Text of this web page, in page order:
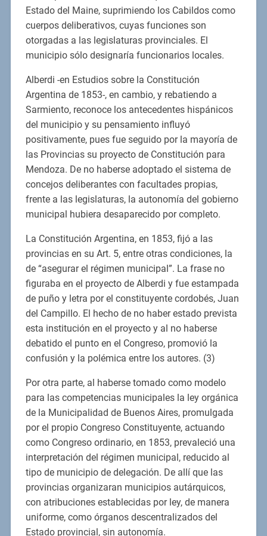
Estado del Maine, suprimiendo los Cabildos como
cuerpos deliberativos, cuyas funciones son
otorgadas a las legislaturas provinciales. El
municipio sólo designaría funcionarios locales.
Alberdi -en Estudios sobre la Constitución
Argentina de 1853-, en cambio, y rebatiendo a
Sarmiento, reconoce los antecedentes hispánicos
del municipio y su pensamiento influyó
positivamente, pues fue seguido por la mayoría de
las Provincias su proyecto de Constitución para
Mendoza. De no haberse adoptado el sistema de
concejos deliberantes con facultades propias,
frente a las legislaturas, la autonomía del gobierno
municipal hubiera desaparecido por completo.
La Constitución Argentina, en 1853, fijó a las
provincias en su Art. 5, entre otras condiciones, la
de “asegurar el régimen municipal”. La frase no
figuraba en el proyecto de Alberdi y fue estampada
de puño y letra por el constituyente cordobés, Juan
del Campillo. El hecho de no haber estado prevista
esta institución en el proyecto y al no haberse
debatido el punto en el Congreso, promovió la
confusión y la polémica entre los autores. (3)
Por otra parte, al haberse tomado como modelo
para las competencias municipales la ley orgánica
de la Municipalidad de Buenos Aires, promulgada
por el propio Congreso Constituyente, actuando
como Congreso ordinario, en 1853, prevaleció una
interpretación del régimen municipal, reducido al
tipo de municipio de delegación. De allí que las
provincias organizaran municipios autárquicos,
con atribuciones establecidas por ley, de manera
uniforme, como órganos descentralizados del
Estado provincial, sin autonomía.